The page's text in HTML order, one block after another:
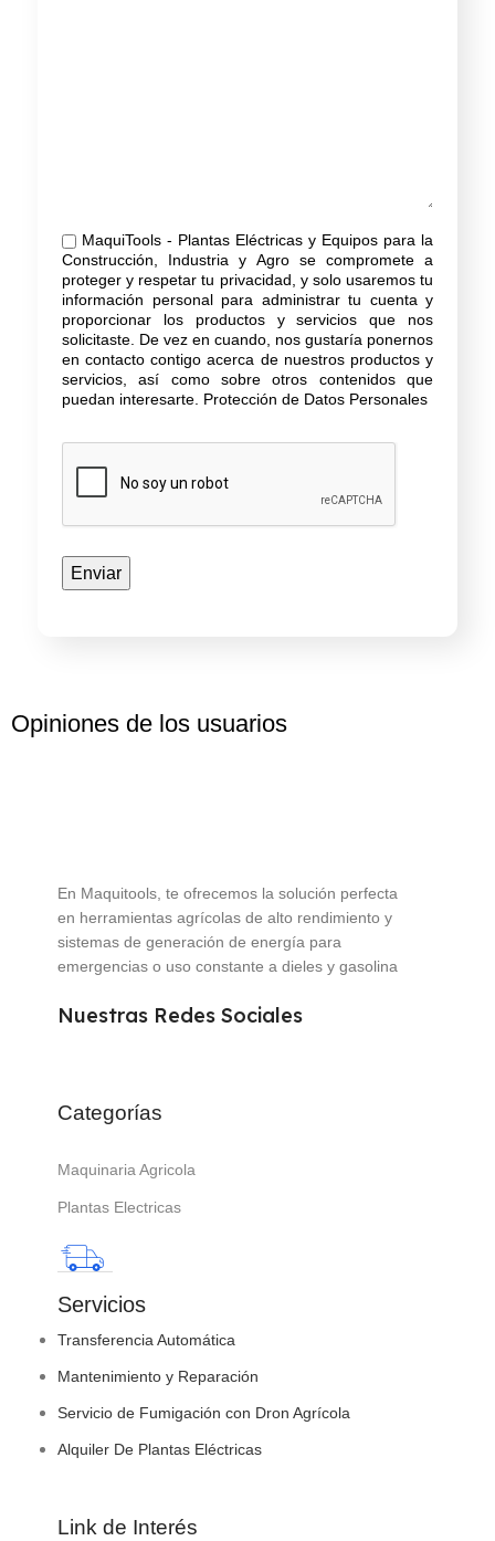
MaquiTools - Plantas Eléctricas y Equipos para la
Construcción, Industria y Agro se compromete a
proteger y respetar tu privacidad, y solo usaremos tu
información personal para administrar tu cuenta y
proporcionar los productos y servicios que nos
solicitaste. De vez en cuando, nos gustaría ponernos
en contacto contigo acerca de nuestros productos y
servicios, así como sobre otros contenidos que
puedan interesarte. Protección de Datos Personales
Opiniones de los usuarios
En Maquitools, te ofrecemos la solución perfecta
en herramientas agrícolas de alto rendimiento y
sistemas de generación de energía para
emergencias o uso constante a dieles y gasolina
Nuestras Redes Sociales
Categorías
Maquinaria Agricola
Plantas Electricas
Servicios
Transferencia Automática
Mantenimiento y Reparación
Servicio de Fumigación con Dron Agrícola
Alquiler De Plantas Eléctricas
Link de Interés